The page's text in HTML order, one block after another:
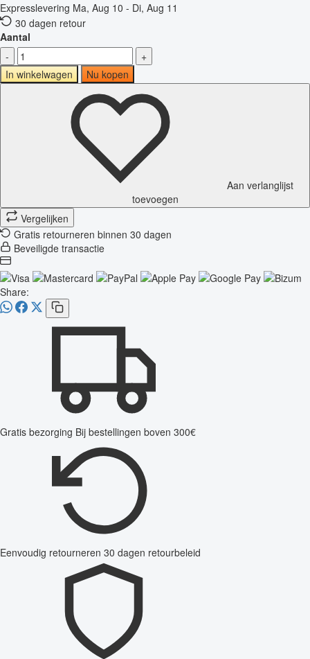
Expresslevering Ma, Aug 10 - Di, Aug 11
30 dagen retour
Aantal
-
+
In winkelwagen
Nu kopen
Aan verlanglijst
toevoegen
Vergelijken
Gratis retourneren binnen 30 dagen
Beveiligde transactie
Share:
Gratis bezorging Bij bestellingen boven 300€
Eenvoudig retourneren 30 dagen retourbeleid